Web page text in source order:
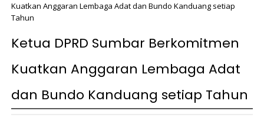
Kuatkan Anggaran Lembaga Adat dan Bundo Kanduang setiap
Tahun
Ketua DPRD Sumbar Berkomitmen
Kuatkan Anggaran Lembaga Adat
dan Bundo Kanduang setiap Tahun